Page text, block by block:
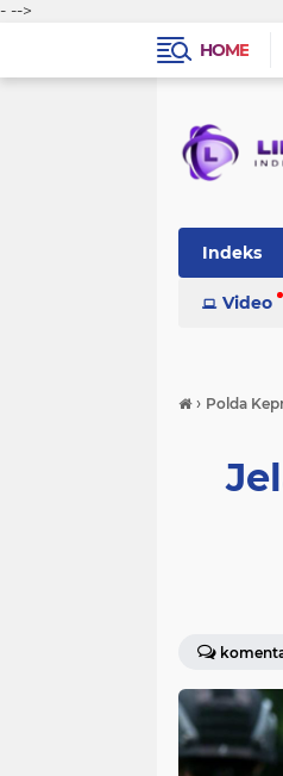
- -->
HOME
Indeks
Peristiwa
Video
› Polda